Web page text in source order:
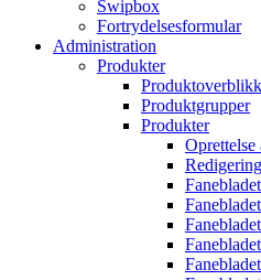
Swipbox
Fortrydelsesformular
Administration
Produkter
Produktgrupper
Produkter